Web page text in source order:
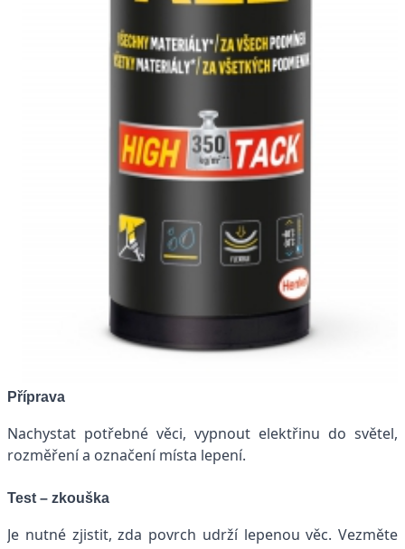
Příprava
Nachystat potřebné věci, vypnout elektřinu do světel,
rozměření a označení místa lepení.
Test – zkouška
Je nutné zjistit, zda povrch udrží lepenou věc. Vezměte